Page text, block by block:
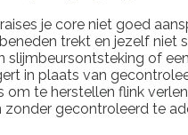
je core niet goed
trekt en jezelf
slijmbeursontsteking of
in plaats van
om te herstellen flink
zonder gecontroleerd te